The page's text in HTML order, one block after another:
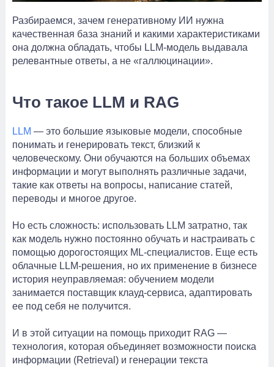
Разбираемся, зачем генеративному ИИ нужна
качественная база знаний и какими характеристиками
она должна обладать, чтобы LLM-модель выдавала
релевантные ответы, а не «галлюцинации».
Что такое LLM и RAG
LLM — это большие языковые модели, способные
понимать и генерировать текст, близкий к
человеческому. Они обучаются на больших объемах
информации и могут выполнять различные задачи,
такие как ответы на вопросы, написание статей,
переводы и многое другое.
Но есть сложность: использовать LLM затратно, так
как модель нужно постоянно обучать и настраивать с
помощью дорогостоящих ML-специалистов. Еще есть
облачные LLM-решения, но их применение в бизнесе
история неуправляемая: обучением модели
занимается поставщик клауд-сервиса, адаптировать
ее под себя не получится.
И в этой ситуации на помощь приходит RAG —
технология, которая объединяет возможности поиска
информации (Retrieval) и генерации текста